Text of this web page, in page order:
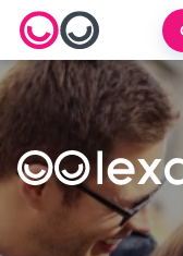
Lexa logo